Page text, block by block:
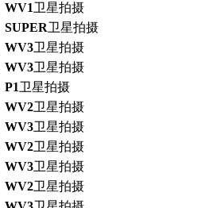
WV1卫星拍摄
SUPER卫星拍摄
WV3卫星拍摄
WV3卫星拍摄
P1卫星拍摄
WV2卫星拍摄
WV3卫星拍摄
WV2卫星拍摄
WV3卫星拍摄
WV2卫星拍摄